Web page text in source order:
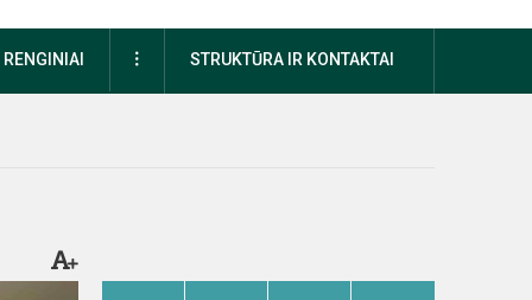
RENGINIAI DAUGIAUSTRUKTŪRA IR KONTAKTAI